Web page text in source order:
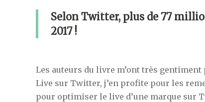
Selon Twitter, plus de 77
2017 !
Les auteurs du livre m’ont très
Live sur Twitter, j’en profite pour les
pour optimiser le live d’une marque sur